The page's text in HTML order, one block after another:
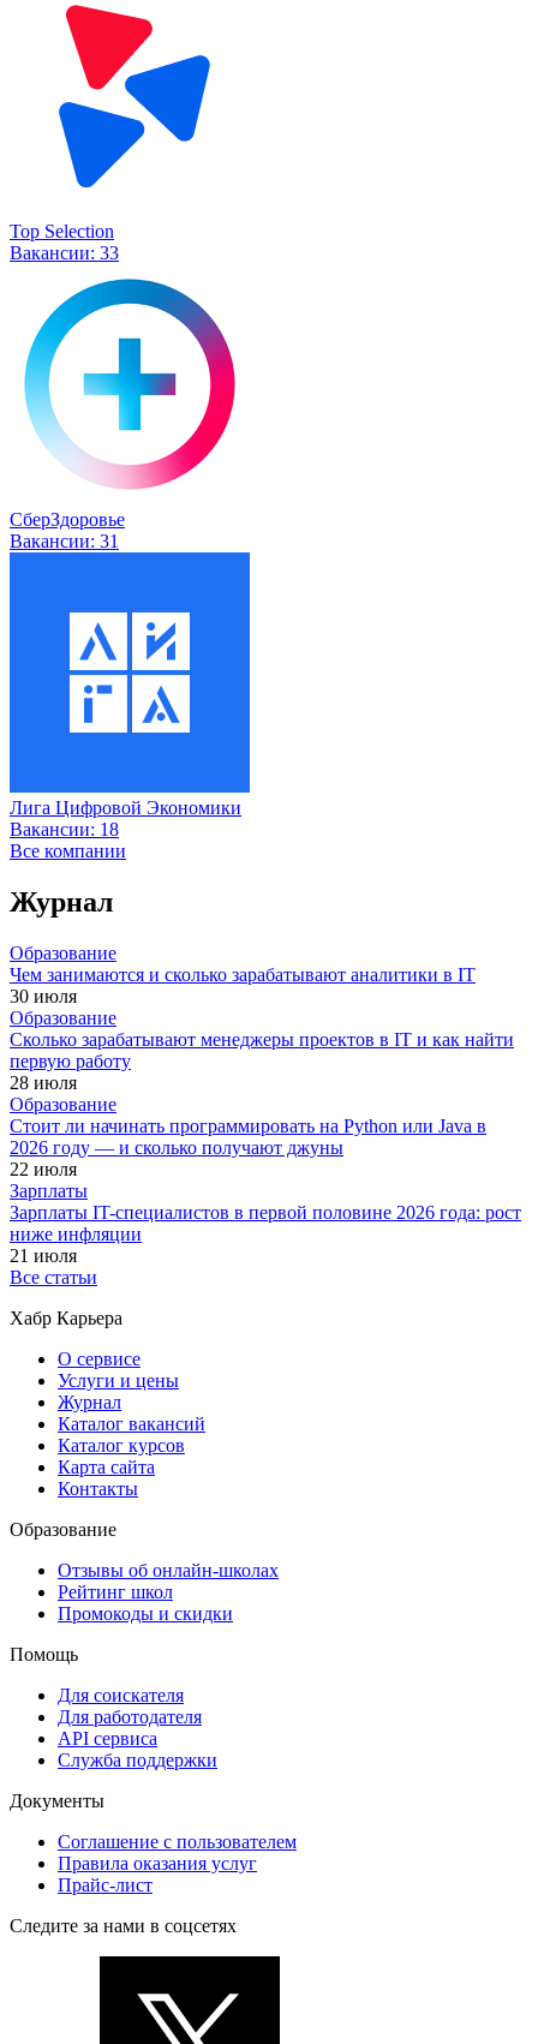
Top Selection
Вакансии: 33
СберЗдоровье
Вакансии: 31
Лига Цифровой Экономики
Вакансии: 18
Все компании
Журнал
Образование
Чем занимаются и сколько зарабатывают аналитики в IT
30 июля
Образование
Сколько зарабатывают менеджеры проектов в IT и как найти
первую работу
28 июля
Образование
Стоит ли начинать программировать на Python или Java в
2026 году — и сколько получают джуны
22 июля
Зарплаты
Зарплаты IT-специалистов в первой половине 2026 года: рост
ниже инфляции
21 июля
Все статьи
Хабр Карьера
О сервисе
Услуги и цены
Журнал
Каталог вакансий
Каталог курсов
Карта сайта
Контакты
Образование
Отзывы об онлайн-школах
Рейтинг школ
Промокоды и скидки
Помощь
Для соискателя
Для работодателя
API сервиса
Служба поддержки
Документы
Соглашение с пользователем
Правила оказания услуг
Прайс-лист
Следите за нами в соцсетях